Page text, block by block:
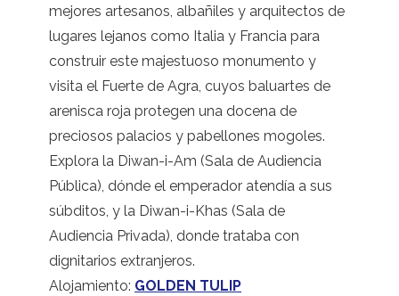
mejores artesanos, albañiles y arquitectos de
lugares lejanos como Italia y Francia para
construir este majestuoso monumento y
visita el Fuerte de Agra, cuyos baluartes de
arenisca roja protegen una docena de
preciosos palacios y pabellones mogoles.
Explora la Diwan-i-Am (Sala de Audiencia
Pública), dónde el emperador atendía a sus
súbditos, y la Diwan-i-Khas (Sala de
Audiencia Privada), donde trataba con
dignitarios extranjeros.
Alojamiento: GOLDEN TULIP